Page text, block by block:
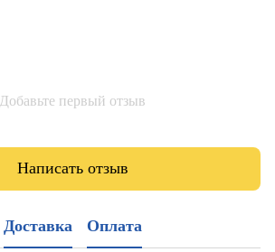
Добавьте первый отзыв
Написать отзыв
Доставка Оплата